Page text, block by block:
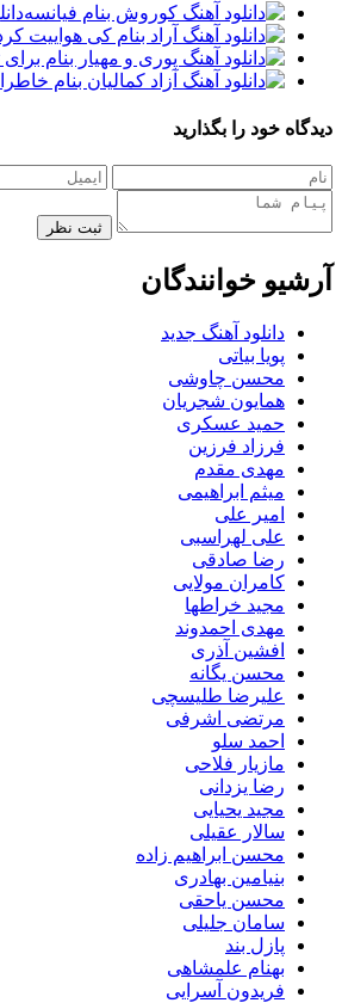
دیدگاه خود را بگذارید
ثبت نظر
آرشیو خوانندگان
دانلود آهنگ جدید
پویا بیاتی
محسن چاوشی
همایون شجریان
حمید عسکری
فرزاد فرزین
مهدی مقدم
میثم ابراهیمی
امیر علی
علی لهراسبی
رضا صادقی
کامران مولایی
مجید خراطها
مهدی احمدوند
افشین آذری
محسن یگانه
علیرضا طلیسچی
مرتضی اشرفی
احمد سلو
مازیار فلاحی
رضا یزدانی
مجید یحیایی
سالار عقیلی
محسن ابراهیم زاده
بنیامین بهادری
محسن یاحقی
سامان جلیلی
پازل بند
بهنام علمشاهی
فریدون آسرایی